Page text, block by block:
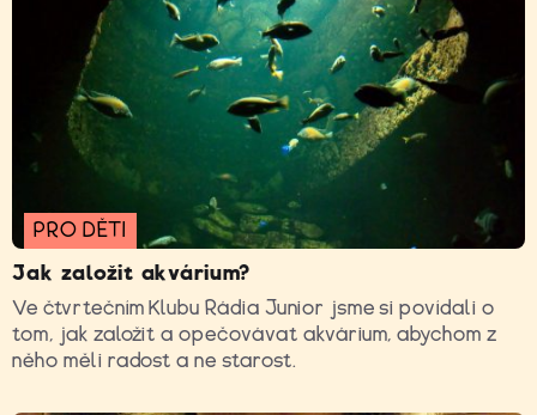
PRO DĚTI
Jak založit akvárium?
Ve čtvrtečním Klubu Rádia Junior jsme si povídali o
tom, jak založit a opečovávat akvárium, abychom z
něho měli radost a ne starost.